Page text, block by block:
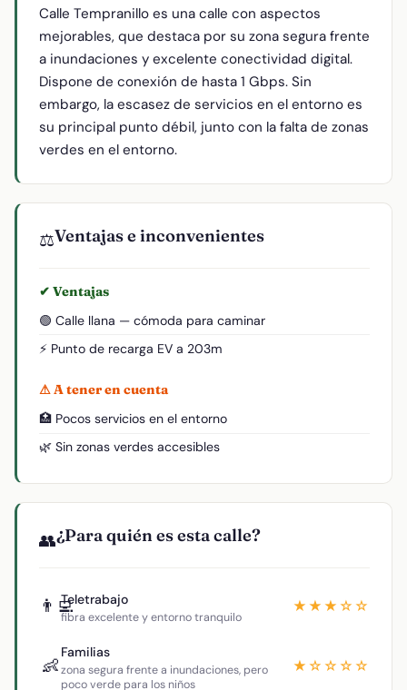
Calle Tempranillo es una calle con aspectos
mejorables, que destaca por su zona segura frente
a inundaciones y excelente conectividad digital.
Dispone de conexión de hasta 1 Gbps. Sin
embargo, la escasez de servicios en el entorno es
su principal punto débil, junto con la falta de zonas
verdes en el entorno.
⚖️Ventajas e inconvenientes
✔ Ventajas
🟢 Calle llana — cómoda para caminar
⚡ Punto de recarga EV a 203m
⚠ A tener en cuenta
🏥 Pocos servicios en el entorno
🌿 Sin zonas verdes accesibles
👥¿Para quién es esta calle?
👨‍💻Teletrabajo
fibra excelente y entorno tranquilo
★★★☆☆
👶
Familias
zona segura frente a inundaciones, pero
poco verde para los niños
★☆☆☆☆